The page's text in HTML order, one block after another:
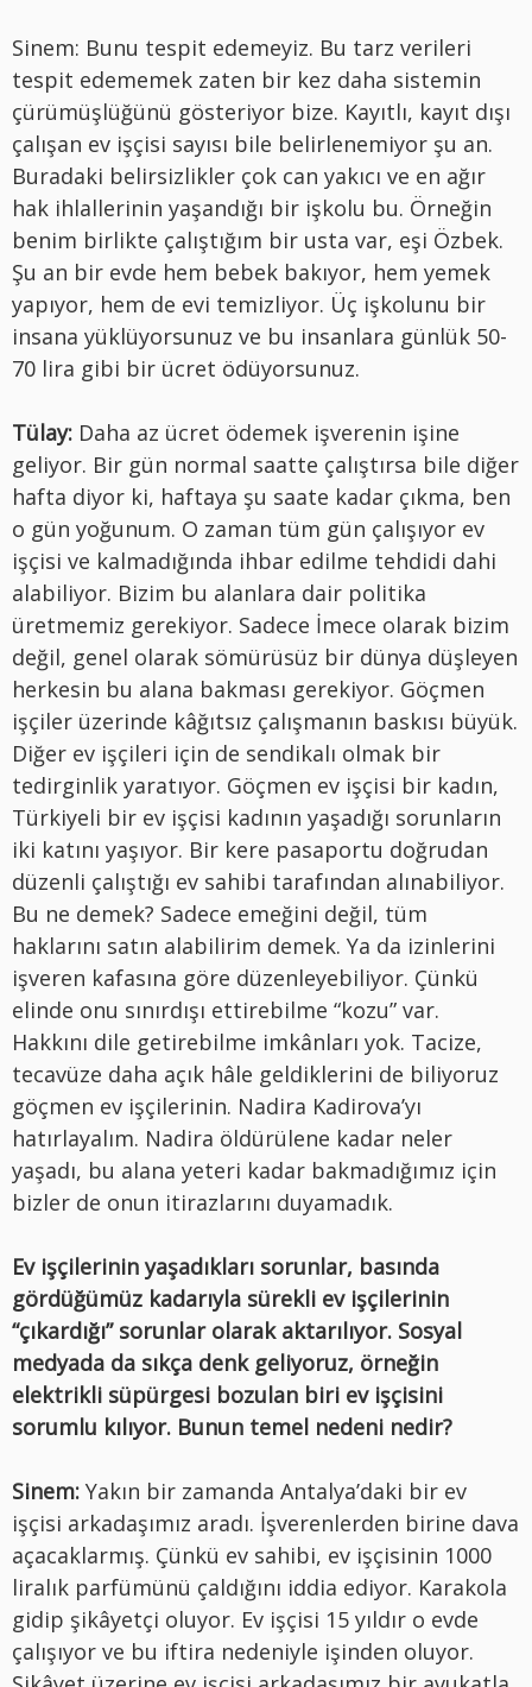
Sinem: Bunu tespit edemeyiz. Bu tarz verileri
tespit edememek zaten bir kez daha sistemin
çürümüşlüğünü gösteriyor bize. Kayıtlı, kayıt dışı
çalışan ev işçisi sayısı bile belirlenemiyor şu an.
Buradaki belirsizlikler çok can yakıcı ve en ağır
hak ihlallerinin yaşandığı bir işkolu bu. Örneğin
benim birlikte çalıştığım bir usta var, eşi Özbek.
Şu an bir evde hem bebek bakıyor, hem yemek
yapıyor, hem de evi temizliyor. Üç işkolunu bir
insana yüklüyorsunuz ve bu insanlara günlük 50-
70 lira gibi bir ücret ödüyorsunuz.
Tülay: Daha az ücret ödemek işverenin işine
geliyor. Bir gün normal saatte çalıştırsa bile diğer
hafta diyor ki, haftaya şu saate kadar çıkma, ben
o gün yoğunum. O zaman tüm gün çalışıyor ev
işçisi ve kalmadığında ihbar edilme tehdidi dahi
alabiliyor. Bizim bu alanlara dair politika
üretmemiz gerekiyor. Sadece İmece olarak bizim
değil, genel olarak sömürüsüz bir dünya düşleyen
herkesin bu alana bakması gerekiyor. Göçmen
işçiler üzerinde kâğıtsız çalışmanın baskısı büyük.
Diğer ev işçileri için de sendikalı olmak bir
tedirginlik yaratıyor. Göçmen ev işçisi bir kadın,
Türkiyeli bir ev işçisi kadının yaşadığı sorunların
iki katını yaşıyor. Bir kere pasaportu doğrudan
düzenli çalıştığı ev sahibi tarafından alınabiliyor.
Bu ne demek? Sadece emeğini değil, tüm
haklarını satın alabilirim demek. Ya da izinlerini
işveren kafasına göre düzenleyebiliyor. Çünkü
elinde onu sınırdışı ettirebilme “kozu” var.
Hakkını dile getirebilme imkânları yok. Tacize,
tecavüze daha açık hâle geldiklerini de biliyoruz
göçmen ev işçilerinin. Nadira Kadirova’yı
hatırlayalım. Nadira öldürülene kadar neler
yaşadı, bu alana yeteri kadar bakmadığımız için
bizler de onun itirazlarını duyamadık.
Ev işçilerinin yaşadıkları sorunlar, basında
gördüğümüz kadarıyla sürekli ev işçilerinin
“çıkardığı” sorunlar olarak aktarılıyor. Sosyal
medyada da sıkça denk geliyoruz, örneğin
elektrikli süpürgesi bozulan biri ev işçisini
sorumlu kılıyor. Bunun temel nedeni nedir?
Sinem: Yakın bir zamanda Antalya’daki bir ev
işçisi arkadaşımız aradı. İşverenlerden birine dava
açacaklarmış. Çünkü ev sahibi, ev işçisinin 1000
liralık parfümünü çaldığını iddia ediyor. Karakola
gidip şikâyetçi oluyor. Ev işçisi 15 yıldır o evde
çalışıyor ve bu iftira nedeniyle işinden oluyor.